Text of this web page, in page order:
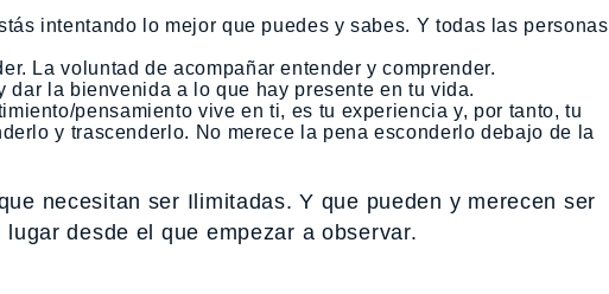
intentando lo mejor que puedes y sabes. Y todas las personas
La voluntad de acompañar entender y comprender.
dar la bienvenida a lo que hay presente en tu vida.
pensamiento vive en ti, es tu experiencia y, por tanto, tu
y trascenderlo. No merece la pena esconderlo debajo de la
necesitan ser Ilimitadas. Y que pueden y merecen ser
desde el que empezar a observar.